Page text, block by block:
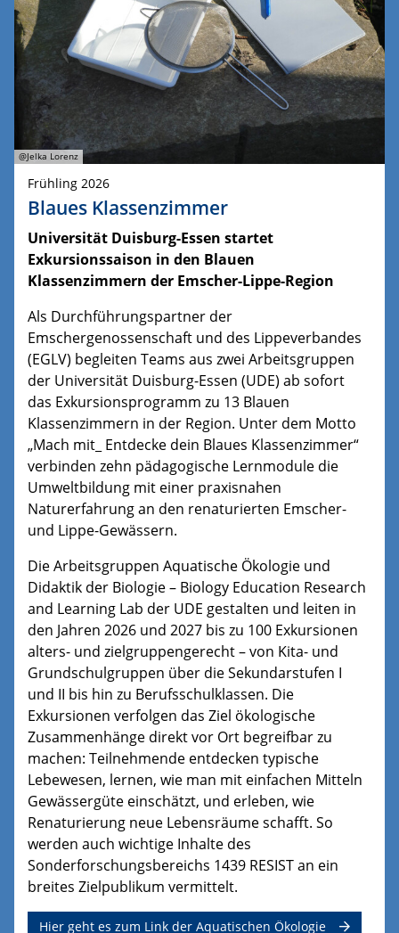
@Jelka Lorenz
Frühling 2026
Blaues Klassenzimmer
Universität Duisburg-Essen startet
Exkursionssaison in den Blauen
Klassenzimmern der Emscher-Lippe-Region
Als Durchführungspartner der
Emschergenossenschaft und des Lippeverbandes
(EGLV) begleiten Teams aus zwei Arbeitsgruppen
der Universität Duisburg-Essen (UDE) ab sofort
das Exkursionsprogramm zu 13 Blauen
Klassenzimmern in der Region. Unter dem Motto
„Mach mit_ Entdecke dein Blaues Klassenzimmer“
verbinden zehn pädagogische Lernmodule die
Umweltbildung mit einer praxisnahen
Naturerfahrung an den renaturierten Emscher-
und Lippe-Gewässern.
Die Arbeitsgruppen Aquatische Ökologie und
Didaktik der Biologie – Biology Education Research
and Learning Lab der UDE gestalten und leiten in
den Jahren 2026 und 2027 bis zu 100 Exkursionen
alters- und zielgruppengerecht – von Kita- und
Grundschulgruppen über die Sekundarstufen I
und II bis hin zu Berufsschulklassen. Die
Exkursionen verfolgen das Ziel ökologische
Zusammenhänge direkt vor Ort begreifbar zu
machen: Teilnehmende entdecken typische
Lebewesen, lernen, wie man mit einfachen Mitteln
Gewässergüte einschätzt, und erleben, wie
Renaturierung neue Lebensräume schafft. So
werden auch wichtige Inhalte des
Sonderforschungsbereichs 1439 RESIST an ein
breites Zielpublikum vermittelt.
Hier geht es zum Link der Aquatischen Ökologie